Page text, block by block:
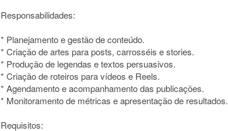
Responsabilidades:
* Planejamento e gestão de conteúdo.
* Criação de artes para posts, carrosséis e stories.
* Produção de legendas e textos persuasivos.
* Criação de roteiros para vídeos e Reels.
* Agendamento e acompanhamento das publicações.
* Monitoramento de métricas e apresentação de resultados.
Requisitos: